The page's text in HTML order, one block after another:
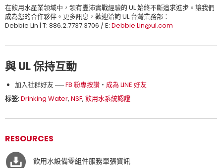
在飲用水產業領域中，領有豐沛實戰經驗的 UL 始終不斷追求進步。讓我們
成為您的合作夥伴。更多訊息，歡迎洽詢 UL 台灣業務部：
Debbie Lin | T: 886.2.7737.3706 / E: Debbie.Lin@ul.com
與 UL 保持互動
加入社群好友 ──FB 粉專按讚 ‧ 成為 LINE 好友
标签:Drinking Water, NSF, 飲用水系統認證
RESOURCES
飲用水設備零組件服務單張資訊